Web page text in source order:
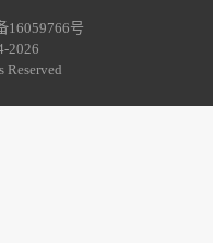
16059766号
2026
Reserved